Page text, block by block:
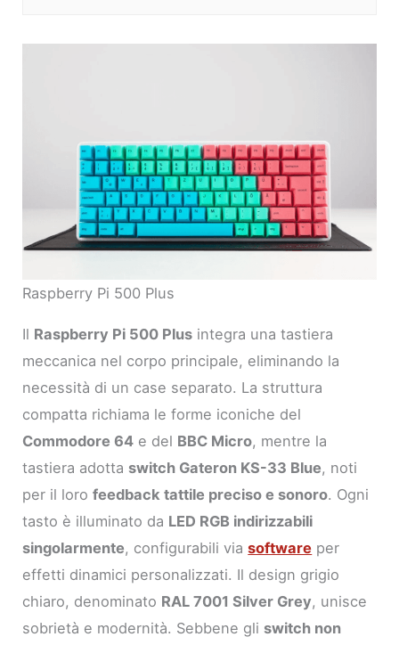
Raspberry Pi 500 Plus
Il Raspberry Pi 500 Plus integra una tastiera
meccanica nel corpo principale, eliminando la
necessità di un case separato. La struttura
compatta richiama le forme iconiche del
Commodore 64 e del BBC Micro, mentre la
tastiera adotta switch Gateron KS-33 Blue, noti
per il lorofeedback tattile preciso e sonoro. Ogni
tasto è illuminato da LED RGB indirizzabili
singolarmente, configurabili viasoftware per
effetti dinamici personalizzati. Il design grigio
chiaro, denominato RAL 7001 Silver Grey, unisce
sobrietà e modernità. Sebbene gli switch non